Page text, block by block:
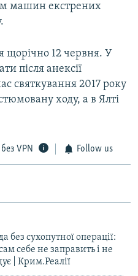
машин екстрених
щорічно 12 червня. У
після анексії
святкування 2017 року
ходу, а в Ялті
VPN Follow us
без сухопутної операції:
себе не заправить і не
| Крим.Реалії